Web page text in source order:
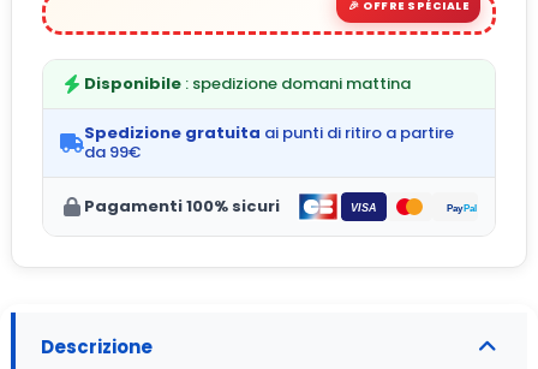
Disponibile : spedizione domani mattina
Spedizione gratuita ai punti di ritiro a partire
da 99€
Pagamenti 100% sicuri
Descrizione